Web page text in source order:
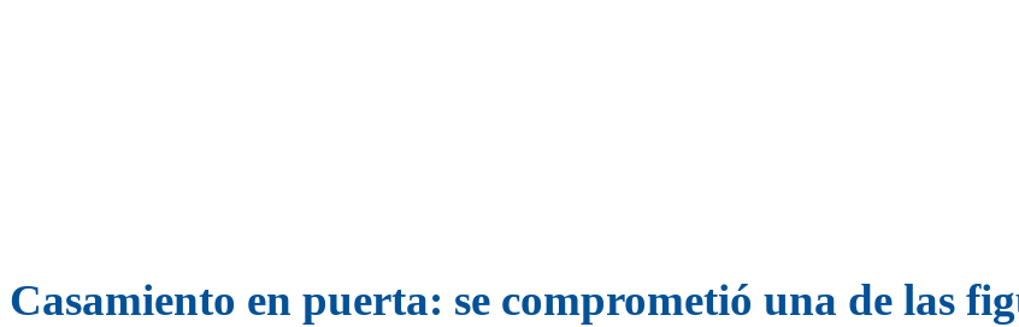
Casamiento en puerta: se comprometió una de las